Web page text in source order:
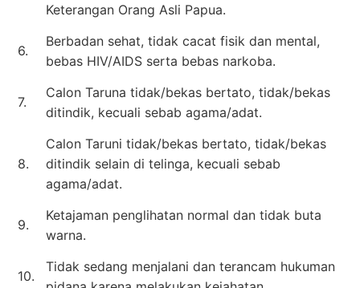
Keterangan Orang Asli Papua.
6.
Berbadan sehat, tidak cacat fisik dan mental,
bebas HIV/AIDS serta bebas narkoba.
7.
Calon Taruna tidak/bekas bertato, tidak/bekas
ditindik, kecuali sebab agama/adat.
8.
Calon Taruni tidak/bekas bertato, tidak/bekas
ditindik selain di telinga, kecuali sebab
agama/adat.
9.
Ketajaman penglihatan normal dan tidak buta
warna.
10.
Tidak sedang menjalani dan terancam hukuman